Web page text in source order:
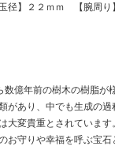
】２２ｍｍ 【腕周り
数億年前の樹木の樹脂が
があり、中でも生成の
大変貴重とされていま
お守りや幸福を呼ぶ宝石